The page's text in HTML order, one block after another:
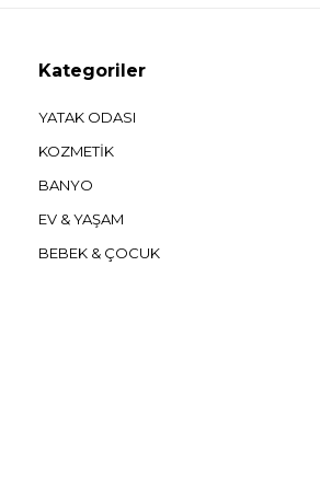
Kategoriler
YATAK ODASI
KOZMETİK
BANYO
EV & YAŞAM
BEBEK & ÇOCUK